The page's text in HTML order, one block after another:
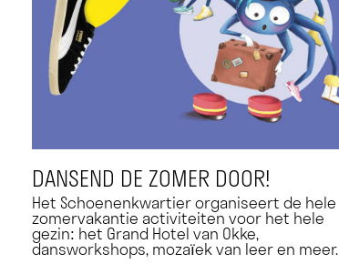
DANSEND DE ZOMER DOOR!
Het Schoenenkwartier organiseert de hele
zomervakantie activiteiten voor het hele
gezin: het Grand Hotel van Okke,
dansworkshops, mozaïek van leer en meer.